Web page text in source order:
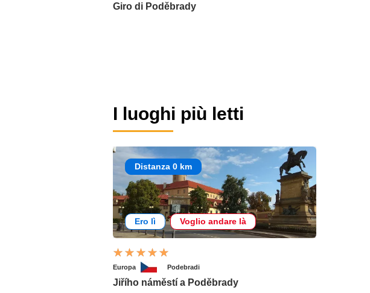
Giro di Poděbrady
I luoghi più letti
Distanza 0 km
Ero lì Voglio andare là
Europa Podebradi
Jiřího náměstí a Poděbrady